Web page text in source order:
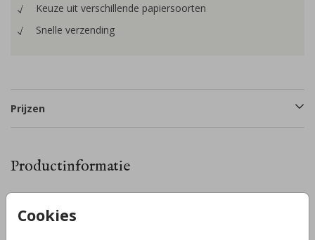
Cookies
Keuze uit verschillende papiersoorten
Snelle verzending
Prijzen
Productinformatie
Laat de hele buurt weten dat jullie kindje is geboren met dit